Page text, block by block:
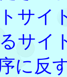
トサ
サイ
に反